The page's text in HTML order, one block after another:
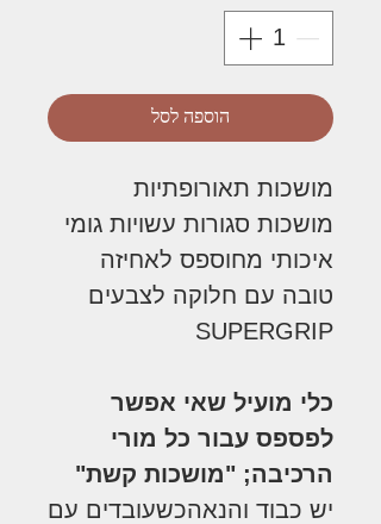
הוספה לסל
מושכות תאורופתיות
מושכות סגורות עשויות גומי
איכותי מחוספס לאחיזה
טובה עם חלוקה לצבעים
SUPERGRIP
כלי מועיל שאי אפשר
לפספס עבור כל מורי
הרכיבה; "מושכות קשת"
יש כבוד והנאהכשעובדים עם